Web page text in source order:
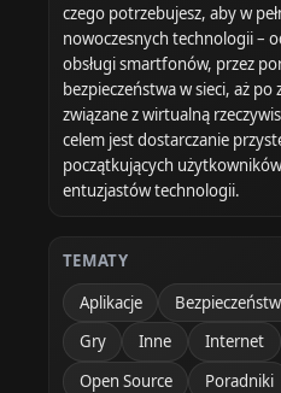
czego potrzebujesz, aby w
nowoczesnych technologii –
obsługi smartfonów, przez
bezpieczeństwa w sieci, aż
związane z wirtualną
celem jest dostarczanie
początkujących
entuzjastów technologii.
TEMATY
Aplikacje
Gry
Inne Internet
Open Source
Poradniki